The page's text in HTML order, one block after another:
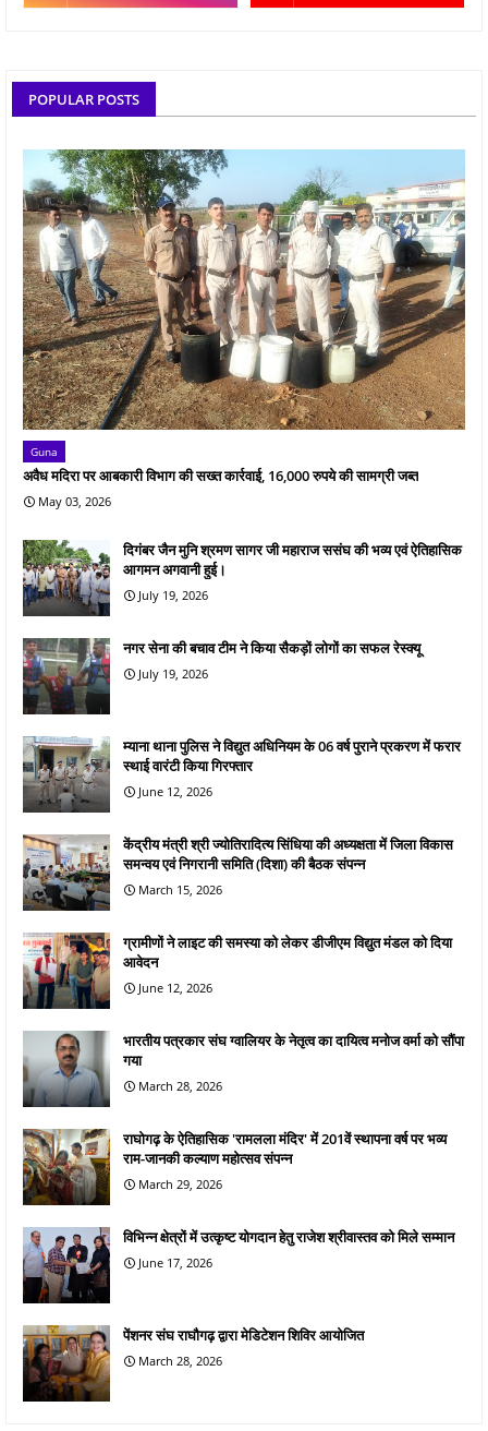
POPULAR POSTS
Guna
अवैध मदिरा पर आबकारी विभाग की सख्त कार्रवाई, 16,000 रुपये की सामग्री जब्त
May 03, 2026
दिगंबर जैन मुनि श्रमण सागर जी महाराज ससंघ की भव्य एवं ऐतिहासिक
आगमन अगवानी हुई।
July 19, 2026
नगर सेना की बचाव टीम ने किया सैकड़ों लोगों का सफल रेस्क्यू
July 19, 2026
म्याना थाना पुलिस ने विद्युत अधिनियम के 06 वर्ष पुराने प्रकरण में फरार
स्थाई वारंटी किया गिरफ्तार
June 12, 2026
केंद्रीय मंत्री श्री ज्योतिरादित्य सिंधिया की अध्यक्षता में जिला विकास
समन्वय एवं निगरानी समिति (दिशा) की बैठक संपन्न
March 15, 2026
ग्रामीणों ने लाइट की समस्या को लेकर डीजीएम विद्युत मंडल को दिया
आवेदन
June 12, 2026
भारतीय पत्रकार संघ ग्वालियर के नेतृत्व का दायित्व मनोज वर्मा को सौंपा
गया
March 28, 2026
राघोगढ़ के ऐतिहासिक 'रामलला मंदिर' में 201वें स्थापना वर्ष पर भव्य
राम-जानकी कल्याण महोत्सव संपन्न
March 29, 2026
विभिन्न क्षेत्रों में उत्कृष्ट योगदान हेतु राजेश श्रीवास्तव को मिले सम्मान
June 17, 2026
पेंशनर संघ राघौगढ़ द्वारा मेडिटेशन शिविर आयोजित
March 28, 2026